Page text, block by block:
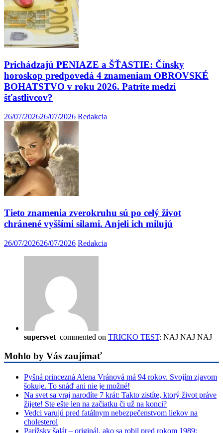
Prichádzajú PENIAZE a ŠŤASTIE: Čínsky
horoskop predpovedá 4 znameniam OBROVSKÉ
BOHATSTVO v roku 2026. Patríte medzi
šťastlivcov?
26/07/202626/07/2026 Redakcia
Tieto znamenia zverokruhu sú po celý život
chránené vyššími silami. Anjeli ich milujú
26/07/202626/07/2026 Redakcia
supersvet commented on TRICKO TEST: NAJ NAJ NAJ
Mohlo by Vás zaujímať
Pyšná princezná Alena Vránová má 94 rokov. Svojím zjavom
šokuje. To snáď ani nie je možné!
Na svet sa vraj narodíte 7 krát: Takto zistíte, ktorý život práve
žijete! Ste ešte len na začiatku či už na konci?
Vedci varujú pred fatálnym nebezpečenstvom liekov na
cholesterol
Parížsky šalát – originál, ako sa robil pred rokom 1989: